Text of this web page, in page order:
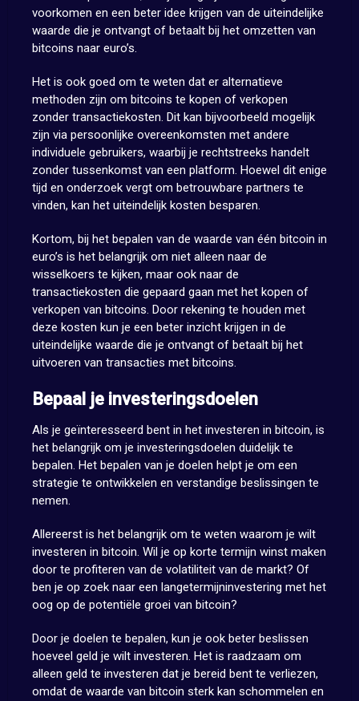
voorkomen en een beter idee krijgen van de uiteindelijke
waarde die je ontvangt of betaalt bij het omzetten van
bitcoins naar euro’s.
Het is ook goed om te weten dat er alternatieve
methoden zijn om bitcoins te kopen of verkopen
zonder transactiekosten. Dit kan bijvoorbeeld mogelijk
zijn via persoonlijke overeenkomsten met andere
individuele gebruikers, waarbij je rechtstreeks handelt
zonder tussenkomst van een platform. Hoewel dit enige
tijd en onderzoek vergt om betrouwbare partners te
vinden, kan het uiteindelijk kosten besparen.
Kortom, bij het bepalen van de waarde van één bitcoin in
euro’s is het belangrijk om niet alleen naar de
wisselkoers te kijken, maar ook naar de
transactiekosten die gepaard gaan met het kopen of
verkopen van bitcoins. Door rekening te houden met
deze kosten kun je een beter inzicht krijgen in de
uiteindelijke waarde die je ontvangt of betaalt bij het
uitvoeren van transacties met bitcoins.
Bepaal je investeringsdoelen
Als je geïnteresseerd bent in het investeren in bitcoin, is
het belangrijk om je investeringsdoelen duidelijk te
bepalen. Het bepalen van je doelen helpt je om een
strategie te ontwikkelen en verstandige beslissingen te
nemen.
Allereerst is het belangrijk om te weten waarom je wilt
investeren in bitcoin. Wil je op korte termijn winst maken
door te profiteren van de volatiliteit van de markt? Of
ben je op zoek naar een langetermijninvestering met het
oog op de potentiële groei van bitcoin?
Door je doelen te bepalen, kun je ook beter beslissen
hoeveel geld je wilt investeren. Het is raadzaam om
alleen geld te investeren dat je bereid bent te verliezen,
omdat de waarde van bitcoin sterk kan schommelen en